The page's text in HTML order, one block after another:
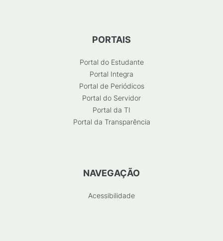
PORTAIS
Portal do Estudante
Portal Integra
Portal de Periódicos
Portal do Servidor
Portal da TI
Portal da Transparência
NAVEGAÇÃO
Acessibilidade